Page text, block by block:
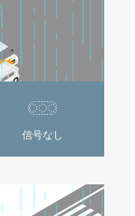
信号なし